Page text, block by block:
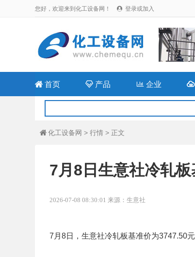
您好，欢迎来到化工设备网！  登录或加入
 首页  产品 企业 
 化工设备网 > 行情 > 正文
7月8日生意社冷轧
2026-07-08 08:30:01 来源：生意社
7月8日，生意社冷轧板基准价为3747.50